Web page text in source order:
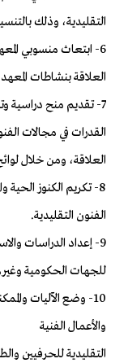
التقليدية، وذلك
6- ابتعاث منسوبي
العلاقة بنشاطات
7- تقديم منح دراسية
القدرات في مجالات
العلاقة، ومن خلال لوائح
8- تكريم الكنوز
الفنون التقليدية.
9- إعداد الدراسات
للجهات الحكومية
10- وضع الآليات
والأعمال الفنية
التقليدية للحرفيين